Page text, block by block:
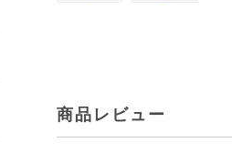
商品レビュー